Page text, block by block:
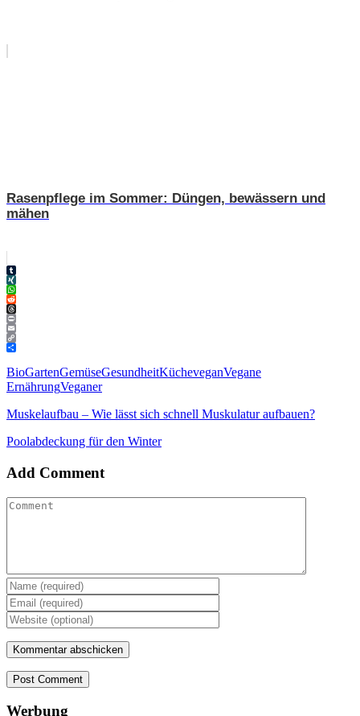
Rasenpflege im Sommer: Düngen, bewässern und
mähen
Tumblr
XING
WhatsApp
Reddit
Threads
Print
Email
Copy
Link
Teilen
BioGartenGemüseGesundheitKücheveganVegane
ErnährungVeganer
Muskelaufbau – Wie lässt sich schnell Muskulatur aufbauen?
Poolabdeckung für den Winter
Add Comment
Post Comment
Werbung